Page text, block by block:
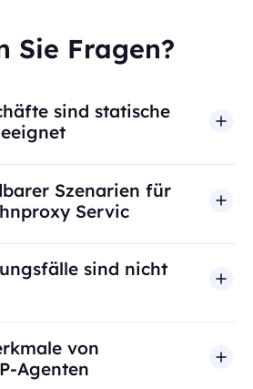
Sie Fragen?
sind statische
Szenarien für
Servic
sind nicht
keinen Betrug, Spam,
von
Agenten